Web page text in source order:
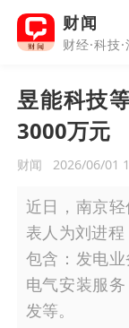
财闻
财经·科技
昱能科技
3000万元
财闻 2026/06/01
近日，南京
表人为刘进
包含：发电
电气安装服
发等。